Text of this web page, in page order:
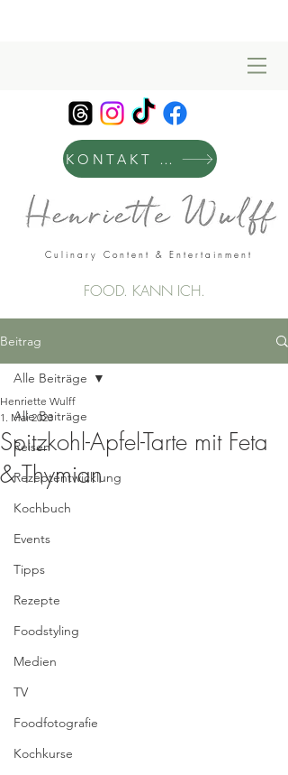
KONTAKT & MANAGEMENT
Culinary Content & Entertainment
FOOD. KANN ICH.
Beitrag
Alle Beiträge
Reisen
Rezeptentwicklung
Kochbuch
Events
Tipps
Rezepte
Foodstyling
Medien
TV
Foodfotografie
Kochkurse
Alle Beiträge
Spitzkohl-Apfel-Tarte mit Feta
& Thymian
Henriette Wulff
1. Mai 2023